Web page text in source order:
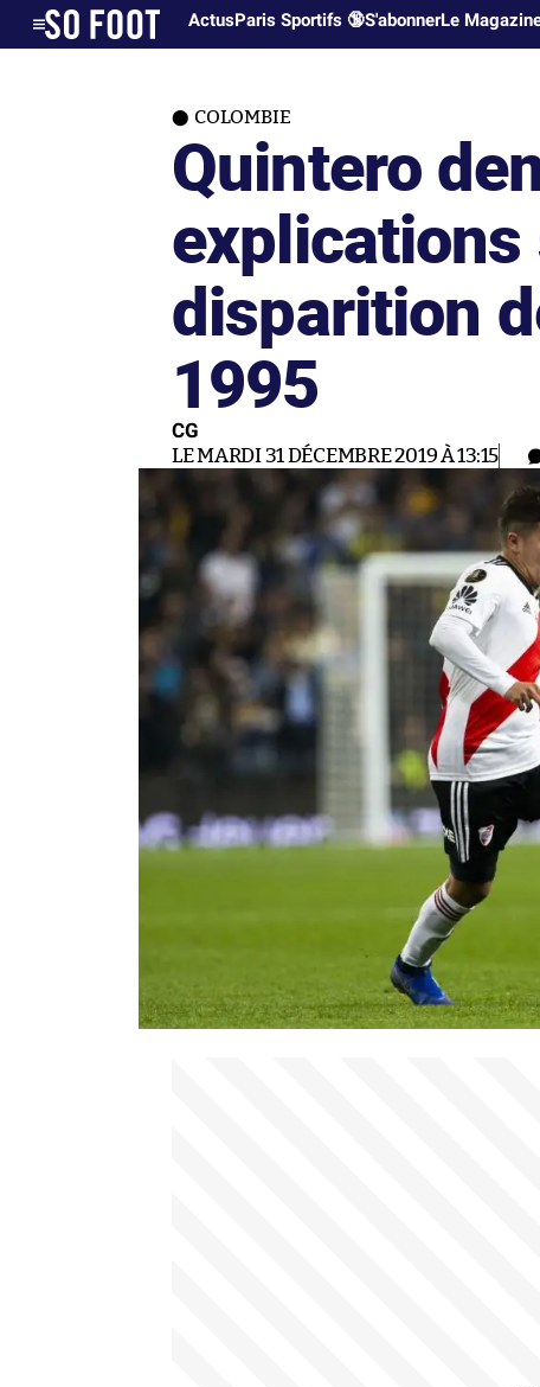
ActusParis Sportifs 🔞S'abonnerLe
COLOMBIE
Quintero
explications
disparition
1995
CG
LE MARDI 31 DÉCEMBRE 2019 À 13:15